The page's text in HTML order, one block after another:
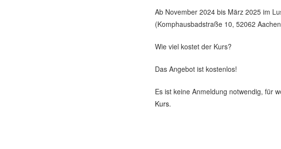
Ab November 2024 bis März 2025 im
(Komphausbadstraße 10, 52062
Wie viel kostet der Kurs?
Das Angebot ist kostenlos!
Es ist keine Anmeldung notwendig, für
Kurs.